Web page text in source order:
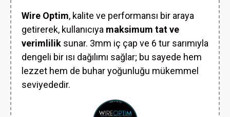
Wire Optim, kalite ve performansı bir araya
getirerek, kullanıcıya maksimum tat ve
verimlilik sunar. 3mm iç çap ve 6 tur sarımıyla
dengeli bir ısı dağılımı sağlar; bu sayede hem
lezzet hem de buhar yoğunluğu mükemmel
seviyededir.